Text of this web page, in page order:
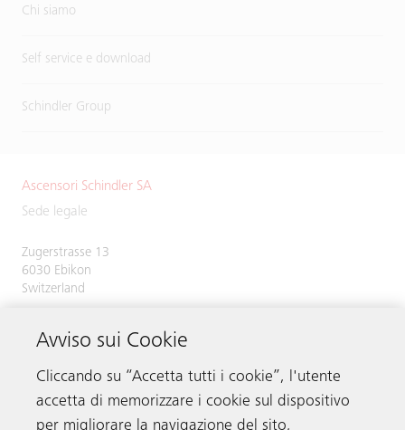
Chi siamo
Self service e download
Schindler Group
Ascensori Schindler SA
Sede legale
Zugerstrasse 13
6030 Ebikon
Switzerland
Contattare
Avviso sui Cookie
Cliccando su “Accetta tutti i cookie”, l'utente
accetta di memorizzare i cookie sul dispositivo
per migliorare la navigazione del sito,